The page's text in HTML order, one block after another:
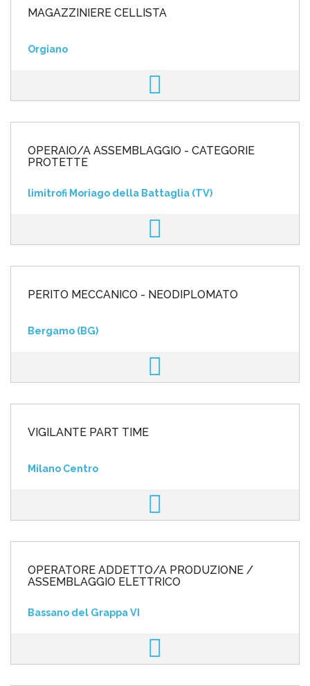
MAGAZZINIERE CELLISTA
Orgiano
OPERAIO/A ASSEMBLAGGIO - CATEGORIE
PROTETTE
limitrofi Moriago della Battaglia (TV)
PERITO MECCANICO - NEODIPLOMATO
Bergamo (BG)
VIGILANTE PART TIME
Milano Centro
OPERATORE ADDETTO/A PRODUZIONE /
ASSEMBLAGGIO ELETTRICO
Bassano del Grappa VI